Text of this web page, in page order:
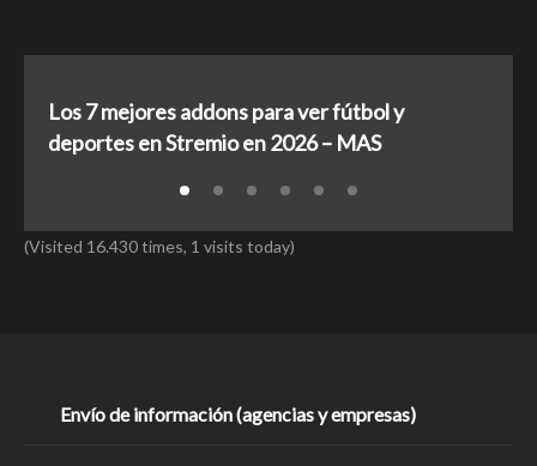
Los 7 mejores addons para ver fútbol y
deportes en Stremio en 2026 – MAS
(Visited 16.430 times, 1 visits today)
Envío de información (agencias y empresas)